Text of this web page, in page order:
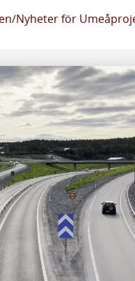
/Nyheter för